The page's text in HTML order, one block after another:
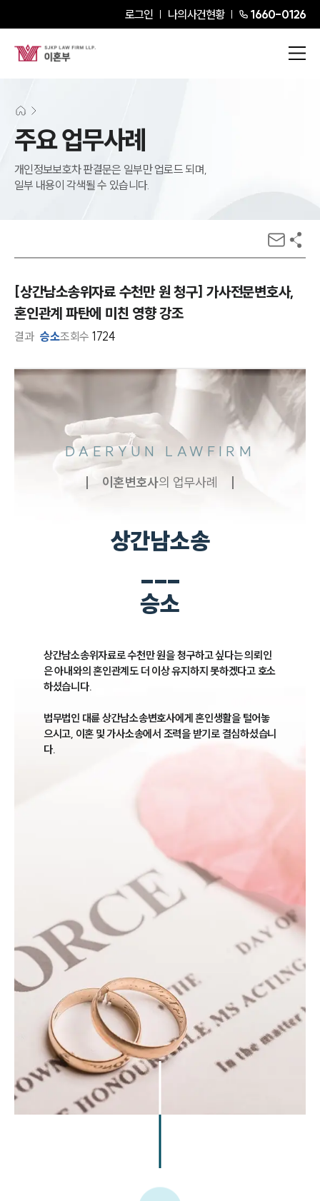
로그인 나의사건현황 1660-0126
주요 업무사례
개인정보보호차 판결문은 일부만 업로드 되며,
일부 내용이 각색될 수 있습니다.
[상간남소송위자료 수천만 원 청구] 가사전문변호사,
혼인관계 파탄에 미친 영향 강조
결과 승소조회수 1724
DAERYUN LAWFIRM
이혼변호사의 업무사례
상간남소송
___
승소
상간남소송위자료로 수천만 원을 청구하고 싶다는 의뢰인
은 아내와의 혼인관계도 더 이상 유지하지 못하겠다고 호소
하셨습니다.
법무법인 대륜 상간남소송변호사에게 혼인생활을 털어놓
으시고, 이혼 및 가사소송에서 조력을 받기로 결심하셨습니
다.